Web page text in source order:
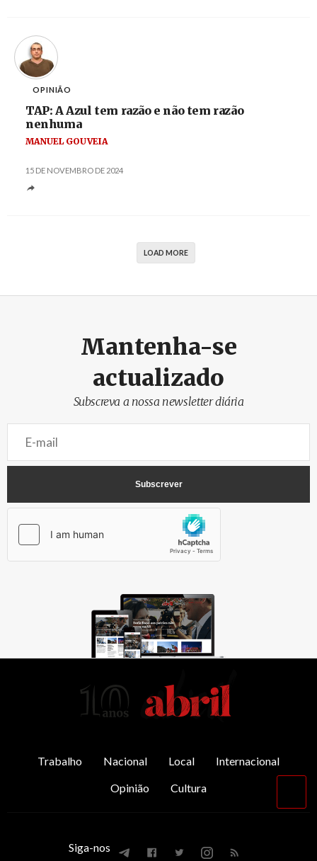
OPINIÃO
TAP: A Azul tem razão e não tem razão
nenhuma
MANUEL GOUVEIA
15 DE NOVEMBRO DE 2024
LOAD MORE
Mantenha-se
actualizado
Subscreva a nossa newsletter diária
Trabalho Nacional Local
Internacional
Opinião
Cultura
Siga-nos